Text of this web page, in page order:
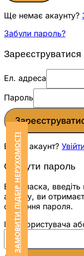
ЗАМОВИТИ ПІДБІР НЕРУХОМОСТІ
Ще немає акаунту?
Забули пароль?
Зареєструватися
Ел. адреса
Пароль
Вже є акаунт?
Скинути пароль
Будь ласка,
адресу, ви
скидання пароля.
Ім'я користувача